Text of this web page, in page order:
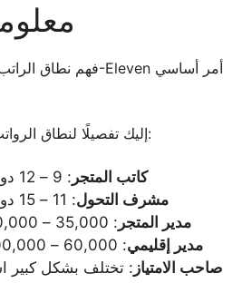
إليك تفصيلًا لنطاق الرواتب المتوقعة لكل وظيفة:
كاتب المتجر : 9 – 12 دولار في الساعة
مشرف التحول: 11 – 15 دولار في الساعة
مدير المتجر : 35,000 – 50,000 دولار سنويًا
مدير إقليمي: 60,000 – 100,000 دولار سنويًا
صاحب الامتياز : تختلف بشكل كبير